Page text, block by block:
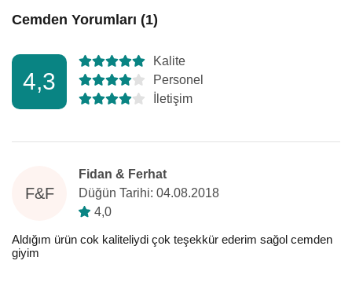
Cemden Yorumları (1)
4,3
Kalite
Personel
İletişim
F&F
Fidan & Ferhat
Düğün Tarihi: 04.08.2018
4,0
Aldığım ürün cok kaliteliydi çok teşekkür ederim sağol cemden
giyim